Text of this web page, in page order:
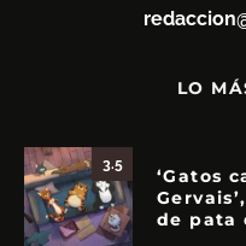
LO
3.5
‘Gatos
de pata